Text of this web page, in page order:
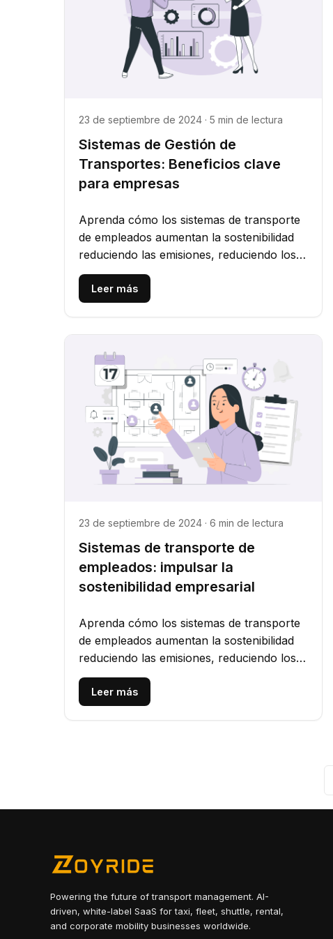
23 de septiembre de 2024 · 5 min de lectura
Sistemas de Gestión de
Transportes: Beneficios clave
para empresas
Aprenda cómo los sistemas de transporte
de empleados aumentan la sostenibilidad
reduciendo las emisiones, reduciendo los
costos y promoviendo prácticas...
Leer más
23 de septiembre de 2024 · 6 min de lectura
Sistemas de transporte de
empleados: impulsar la
sostenibilidad empresarial
Aprenda cómo los sistemas de transporte
de empleados aumentan la sostenibilidad
reduciendo las emisiones, reduciendo los
costos y promoviendo prácticas...
Leer más
Powering the future of transport management. AI-
driven, white-label SaaS for taxi, fleet, shuttle, rental,
and corporate mobility businesses worldwide.